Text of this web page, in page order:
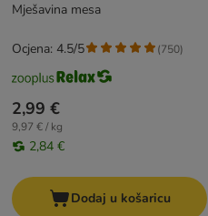
Mješavina mesa
2,99 €
9,97 € / kg
2,84 €
Ocjena: 4.5/5 (750)
Dodaj u košaricu